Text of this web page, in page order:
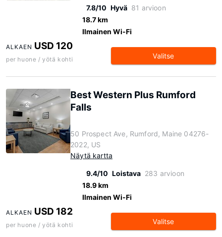
7.8/10 Hyvä 81 arvioon
18.7 km
Ilmainen Wi-Fi
ALKAEN USD 120
per huone / yötä kohti Valitse
Best Western Plus Rumford
Falls
50 Prospect Ave, Rumford, Maine 04276-
2022, US
Näytä kartta
9.4/10 Loistava 283 arvioon
18.9 km
Ilmainen Wi-Fi
ALKAEN USD 182
per huone / yötä kohti Valitse